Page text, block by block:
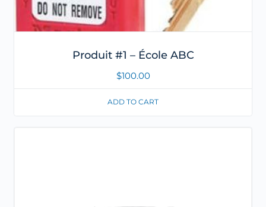
Produit #1 – École ABC
$100.00
ADD TO CART